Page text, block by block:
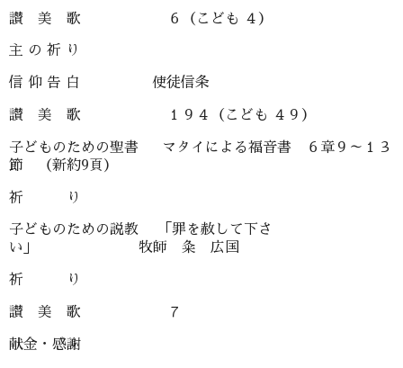
讃 美 歌 ６（こども ４）
主 の 祈 り
信 仰 告 白 使徒信条
讃 美 歌 １９４（こども ４９）
子どものための聖書 マタイによる福音書 ６章９～１３
節 （新約9頁）
祈 り
子どものための説教 「罪を赦して下さ
い」 牧師 粂 広国
祈 り
讃 美 歌 ７
献金・感謝